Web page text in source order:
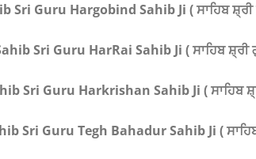
Sri Guru Hargobind Sahib Ji ( ਸਾਹਿਬ ਸ਼੍ਰੀ
Sri Guru HarRai Sahib Ji ( ਸਾਹਿਬ ਸ਼੍ਰੀ
Sri Guru Harkrishan Sahib Ji ( ਸਾਹਿਬ
Sri Guru Tegh Bahadur Sahib Ji (